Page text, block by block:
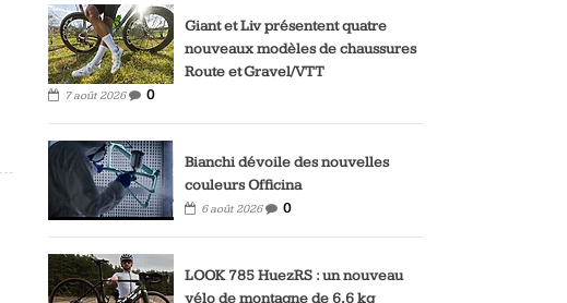
Giant et Liv présentent quatre
nouveaux modèles de chaussures
Route et Gravel/VTT
7 août 2026 0
Bianchi dévoile des nouvelles
couleurs Officina
6 août 2026 0
LOOK 785 HuezRS : un nouveau
vélo de montagne de 6,6 kg